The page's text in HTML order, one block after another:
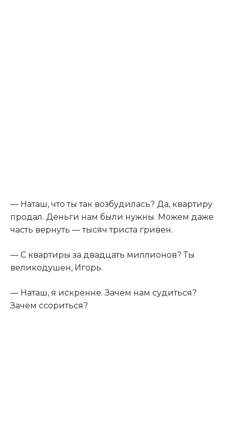
— Наташ, что ты так возбудилась? Да, квартиру
продал. Деньги нам были нужны. Можем даже
часть вернуть — тысяч триста гривен.
— С квартиры за двадцать миллионов? Ты
великодушен, Игорь.
— Наташ, я искренне. Зачем нам судиться?
Зачем ссориться?